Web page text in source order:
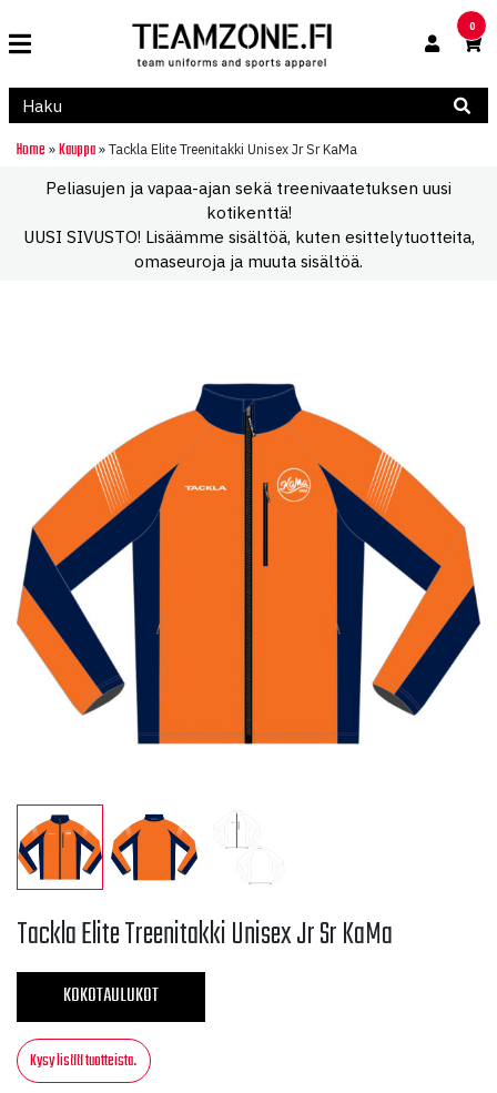
0
Home » Kauppa » Tackla Elite Treenitakki Unisex Jr Sr KaMa
Peliasujen ja vapaa-ajan sekä treenivaatetuksen uusi
kotikenttä!
UUSI SIVUSTO! Lisäämme sisältöä, kuten esittelytuotteita,
omaseuroja ja muuta sisältöä.
Tackla Elite Treenitakki Unisex Jr Sr KaMa
KOKOTAULUKOT
Kysy lisää tuotteista.